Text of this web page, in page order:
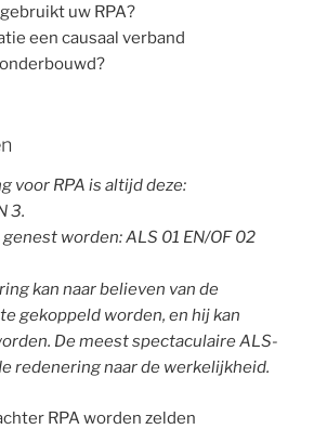
uw RPA?
een causaal verband
voor RPA is altijd deze:
3.
worden: ALS 01 EN/OF 02
kan naar believen van de
gekoppeld worden, en hij kan
De meest spectaculaire ALS-
redenering naar de werkelijkheid.
RPA worden zelden